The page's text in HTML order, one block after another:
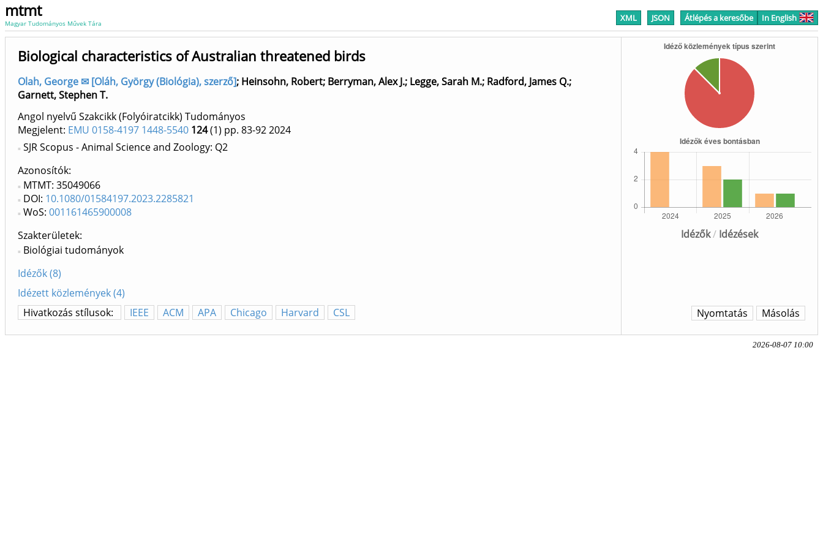
mtmt
Magyar Tudományos Művek Tára XML JSON Átlépés a keresőbe In English
Idézők/ Idézések
Biological characteristics of Australian threatened birds
Olah, George ✉ [Oláh, György (Biológia), szerző]; Heinsohn, Robert; Berryman, Alex J.; Legge, Sarah M.; Radford, James Q.;
Garnett, Stephen T.
Angol nyelvű Szakcikk (Folyóiratcikk) Tudományos
Megjelent: EMU 0158-4197 1448-5540 124(1) pp. 83-922024
SJR Scopus - Animal Science and Zoology: Q2
Azonosítók
MTMT: 35049066
DOI: 10.1080/01584197.2023.2285821
WoS: 001161465900008
Szakterületek:
Biológiai tudományok
Idézők (8)
Idézett közlemények (4)
Hivatkozás stílusok:
IEEE ACM APA Chicago Harvard CSL Másolás
Nyomtatás
2026-08-07 10:00